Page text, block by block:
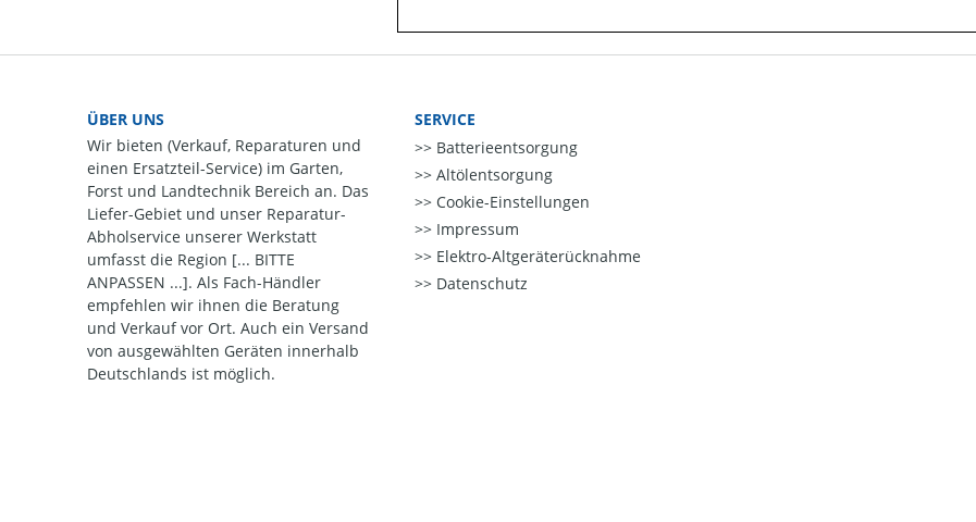
ÜBER UNS
Wir bieten (Verkauf, Reparaturen und
einen Ersatzteil-Service) im Garten,
Forst und Landtechnik Bereich an. Das
Liefer-Gebiet und unser Reparatur-
Abholservice unserer Werkstatt
umfasst die Region [... BITTE
ANPASSEN ...]. Als Fach-Händler
empfehlen wir ihnen die Beratung
und Verkauf vor Ort. Auch ein Versand
von ausgewählten Geräten innerhalb
Deutschlands ist möglich.
SERVICE
Batterieentsorgung
Altölentsorgung
Cookie-Einstellungen
Impressum
Elektro-Altgeräterücknahme
Datenschutz